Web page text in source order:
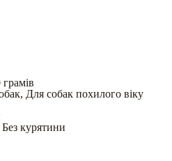
, Для собак похилого віку
Без курятини